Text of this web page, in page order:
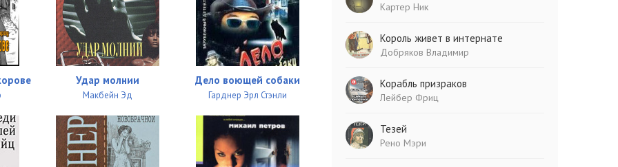
05:01
05:03
05:02
05:00
05:06
05:01
Удар молнии
Макбейн Эд
Дело воющей собаки
Гарднер Эрл Стэнли
Картер Ник
Король живет в интернате
Добряков Владимир
Корабль призраков
Лейбер Фриц
Тезей
Рено Мэри